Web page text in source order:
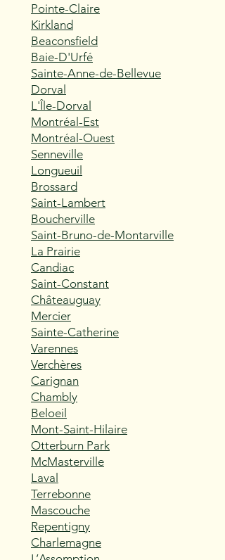
Pointe-Claire
Kirkland
Beaconsfield
Baie-D'Urfé
Sainte-Anne-de-Bellevue
Dorval
L'Île-Dorval
Montréal-Est
Montréal-Ouest
Senneville
Longueuil
Brossard
Saint-Lambert
Boucherville
Saint-Bruno-de-Montarville
La Prairie
Candiac
Saint-Constant
Châteauguay
Mercier
Sainte-Catherine
Varennes
Verchères
Carignan
Chambly
Beloeil
Mont-Saint-Hilaire
Otterburn Park
McMasterville
Laval
Terrebonne
Mascouche
Repentigny
Charlemagne